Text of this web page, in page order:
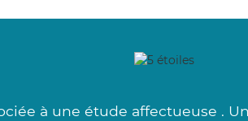
à une étude affectueuse .